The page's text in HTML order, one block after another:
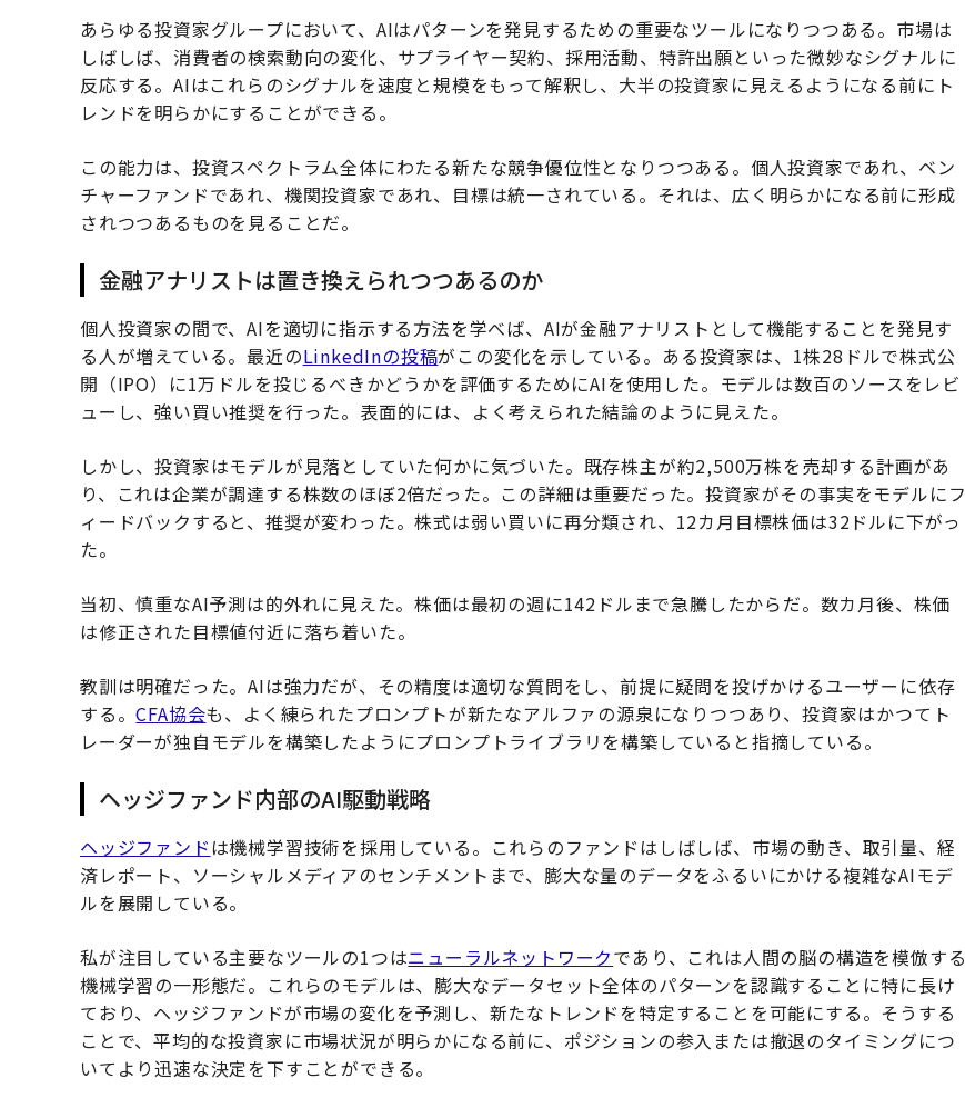
あらゆる投資家グループにおいて、AIはパターンを発見するための重要なツールになりつつある。市場は
しばしば、消費者の検索動向の変化、サプライヤー契約、採用活動、特許出願といった微妙なシグナルに
反応する。AIはこれらのシグナルを速度と規模をもって解釈し、大半の投資家に見えるようになる前にト
レンドを明らかにすることができる。
この能力は、投資スペクトラム全体にわたる新たな競争優位性となりつつある。個人投資家であれ、ベン
チャーファンドであれ、機関投資家であれ、目標は統一されている。それは、広く明らかになる前に形成
されつつあるものを見ることだ。
金融アナリストは置き換えられつつあるのか
個人投資家の間で、AIを適切に指示する方法を学べば、AIが金融アナリストとして機能することを発見す
る人が増えている。最近のLinkedInの投稿がこの変化を示している。ある投資家は、1株28ドルで株式公
開（IPO）に1万ドルを投じるべきかどうかを評価するためにAIを使用した。モデルは数百のソースをレビ
ューし、強い買い推奨を行った。表面的には、よく考えられた結論のように見えた。
しかし、投資家はモデルが見落としていた何かに気づいた。既存株主が約2,500万株を売却する計画があ
り、これは企業が調達する株数のほぼ2倍だった。この詳細は重要だった。投資家がその事実をモデルにフ
ィードバックすると、推奨が変わった。株式は弱い買いに再分類され、12カ月目標株価は32ドルに下がっ
た。
当初、慎重なAI予測は的外れに見えた。株価は最初の週に142ドルまで急騰したからだ。数カ月後、株価
は修正された目標値付近に落ち着いた。
教訓は明確だった。AIは強力だが、その精度は適切な質問をし、前提に疑問を投げかけるユーザーに依存
する。CFA協会も、よく練られたプロンプトが新たなアルファの源泉になりつつあり、投資家はかつてト
レーダーが独自モデルを構築したようにプロンプトライブラリを構築していると指摘している。
ヘッジファンド内部のAI駆動戦略
ヘッジファンドは機械学習技術を採用している。これらのファンドはしばしば、市場の動き、取引量、経
済レポート、ソーシャルメディアのセンチメントまで、膨大な量のデータをふるいにかける複雑なAIモデ
ルを展開している。
私が注目している主要なツールの1つはニューラルネットワークであり、これは人間の脳の構造を模倣する
機械学習の一形態だ。これらのモデルは、膨大なデータセット全体のパターンを認識することに特に長け
ており、ヘッジファンドが市場の変化を予測し、新たなトレンドを特定することを可能にする。そうする
ことで、平均的な投資家に市場状況が明らかになる前に、ポジションの参入または撤退のタイミングにつ
いてより迅速な決定を下すことができる。